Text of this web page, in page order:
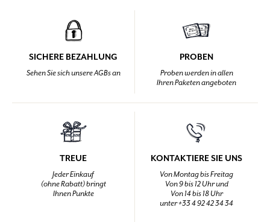
SICHERE BEZAHLUNG
Sehen Sie sich unsere AGBs an
PROBEN
Proben werden in allen
Ihren Paketen angeboten
TREUE
Jeder Einkauf
(ohne Rabatt) bringt
Ihnen Punkte
KONTAKTIERE SIE UNS
Von Montag bis Freitag
Von 9 bis 12 Uhr und
Von 14 bis 18 Uhr
unter +33 4 92 42 34 34